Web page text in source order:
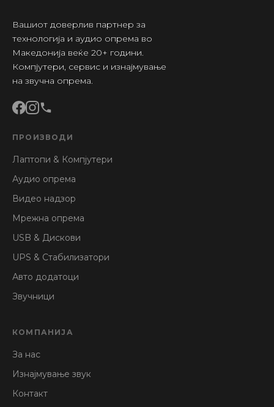
Вашиот доверлив партнер за
технологија и аудио опрема во
Македонија веќе 20+ години.
Компјутери, сервис и изнајмување
на звучна опрема.
ПРОИЗВОДИ
Лаптопи & Компјутери
Аудио опрема
Видео надзор
Мрежна опрема
USB & Дискови
UPS & Стабилизатори
Авто додатоци
Звучници
КОМПАНИЈА
За нас
Изнајмување звук
Контакт